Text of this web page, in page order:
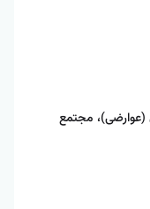
مجتمع